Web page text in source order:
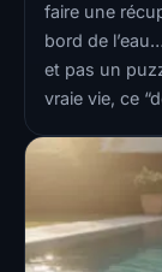
faire une
bord de
et pas un
vraie vie, ce